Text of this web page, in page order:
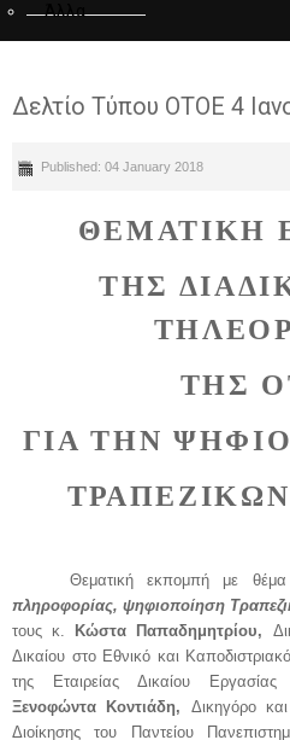
Άλλα
Δελτίο Τύπου ΟΤΟΕ 4
Published: 04 January 2018
ΘΕΜΑΤΙΚΗ
ΤΗΣ
ΤΗΣ
ΓΙΑ ΤΗΝ
Θεματική εκπομπή με
πληροφορίας, ψηφιοποίηση
τους κ.
Κώστα Παπαδημητρίου,
Δικαίου στο Εθνικό και
της Εταιρείας Δικαίου
Ξενοφώντα Κοντιάδη, Δικηγόρο
Διοίκησης του Παντείου